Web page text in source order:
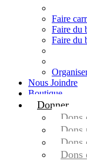
Faire
Faire du
Faire du
Nous Joindre
Boutique
Donner
Dons
Dons
Dons
Dons